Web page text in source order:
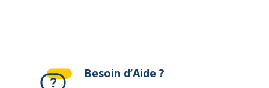
Besoin d’Aide ?